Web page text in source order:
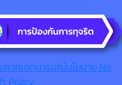
กาศเจตนารมณ์นโยบาย No
Policy